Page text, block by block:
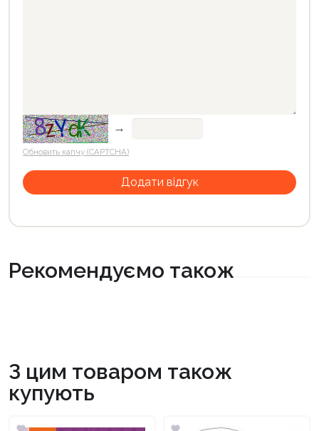
→
Обновить капчу (CAPTCHA)
Рекомендуємо також
З цим товаром також
купують